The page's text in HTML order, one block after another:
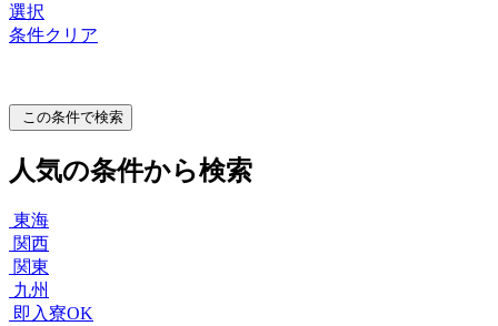
選択
条件クリア
この条件で検索
人気の条件から検索
東海
関西
関東
九州
即入寮OK